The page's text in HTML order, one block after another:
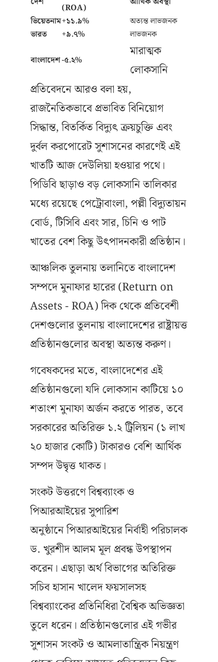
(ROA)
ভিয়েতনাম+১১.৯%
অত্যন্ত লাভজনক
ভারত
+৯.৭% লাভজনক
বাংলাদেশ-৫.২%
মারাত্মক
লোকসানি
প্রতিবেদনে আরও বলা হয়,
রাজনৈতিকভাবে প্রভাবিত বিনিয়োগ
সিদ্ধান্ত, বিতর্কিত বিদ্যুৎ ক্রয়চুক্তি এবং
দুর্বল করপোরেট সুশাসনের কারণেই এই
খাতটি আজ দেউলিয়া হওয়ার পথে।
পিডিবি ছাড়াও বড় লোকসানি তালিকার
মধ্যে রয়েছে পেট্রোবাংলা, পল্লী বিদ্যুতায়ন
বোর্ড, টিসিবি এবং সার, চিনি ও পাট
খাতের বেশ কিছু উৎপাদনকারী প্রতিষ্ঠান।
আঞ্চলিক তুলনায় তলানিতে বাংলাদেশ
সম্পদে মুনাফার হারের (Return on
Assets - ROA) দিক থেকে প্রতিবেশী
দেশগুলোর তুলনায় বাংলাদেশের রাষ্ট্রায়ত্ত
প্রতিষ্ঠানগুলোর অবস্থা অত্যন্ত করুণ।
গবেষকদের মতে, বাংলাদেশের এই
প্রতিষ্ঠানগুলো যদি লোকসান কাটিয়ে ১০
শতাংশ মুনাফা অর্জন করতে পারত, তবে
সরকারের অতিরিক্ত ১.২ ট্রিলিয়ন (১ লাখ
২০ হাজার কোটি) টাকারও বেশি আর্থিক
সম্পদ উদ্বৃত্ত থাকত।
সংকট উত্তরণে বিশ্বব্যাংক ও
পিআরআইয়ের সুপারিশ
অনুষ্ঠানে পিআরআইয়ের নির্বাহী পরিচালক
ড. খুরশীদ আলম মূল প্রবন্ধ উপস্থাপন
করেন। এছাড়া অর্থ বিভাগের অতিরিক্ত
সচিব হাসান খালেদ ফয়সালসহ
বিশ্বব্যাংকের প্রতিনিধিরা বৈশ্বিক অভিজ্ঞতা
তুলে ধরেন। প্রতিষ্ঠানগুলোর এই গভীর
সুশাসন সংকট ও আমলাতান্ত্রিক নিয়ন্ত্রণ